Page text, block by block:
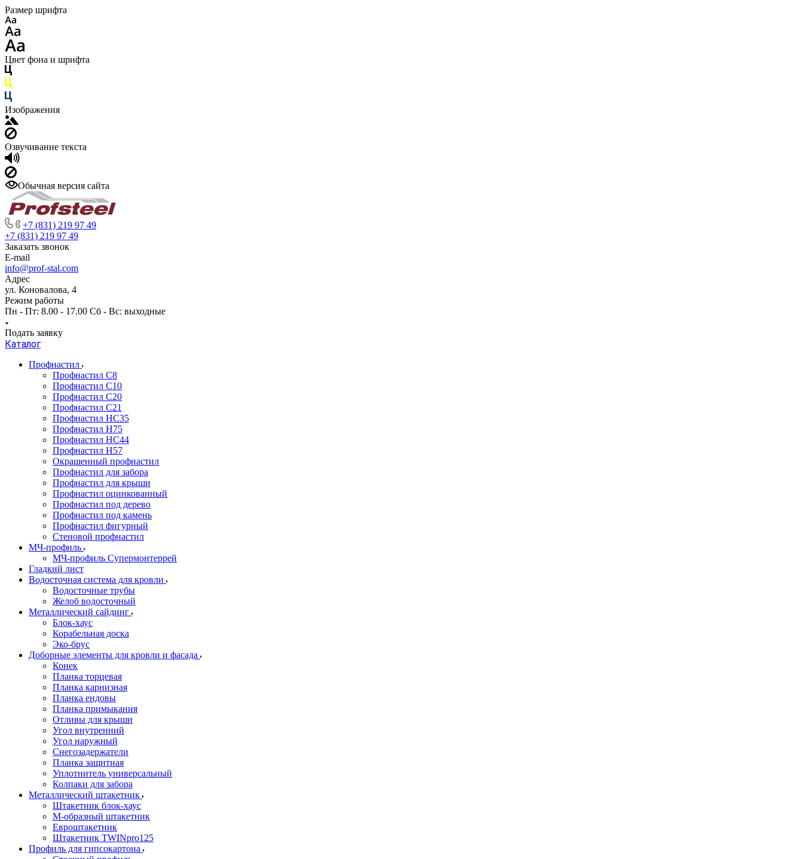
Размер шрифта
Цвет фона и шрифта
Изображения
Озвучивание текста
Обычная версия сайта
+7 (831) 219 97 49
+7 (831) 219 97 49
Заказать звонок
E-mail
info@prof-stal.com
Адрес
ул. Коновалова, 4
Режим работы
Пн - Пт: 8.00 - 17.00 Сб - Вс: выходные
Подать заявку
Каталог
Профнастил
Профнастил С8
Профнастил С10
Профнастил С20
Профнастил С21
Профнастил НС35
Профнастил Н75
Профнастил HC44
Профнастил Н57
Окрашенный профнастил
Профнастил для забора
Профнастил для крыши
Профнастил оцинкованный
Профнастил под дерево
Профнастил под камень
Профнастил фигурный
Стеновой профнастил
МЧ-профиль
МЧ-профиль Супермонтеррей
Гладкий лист
Водосточная система для кровли
Водосточные трубы
Желоб водосточный
Металлический сайдинг
Блок-хаус
Корабельная доска
Эко-брус
Доборные элементы для кровли и фасада
Конек
Планка торцевая
Планка карнизная
Планка ендовы
Планка примыкания
Отливы для крыши
Угол внутренний
Угол наружный
Снегозадержатели
Планка защитная
Уплотнитель универсальный
Колпаки для забора
Металлический штакетник
Штакетник блок-хаус
М-образный штакетник
Евроштакетник
Штакетник TWINpro125
Профиль для гипсокартона